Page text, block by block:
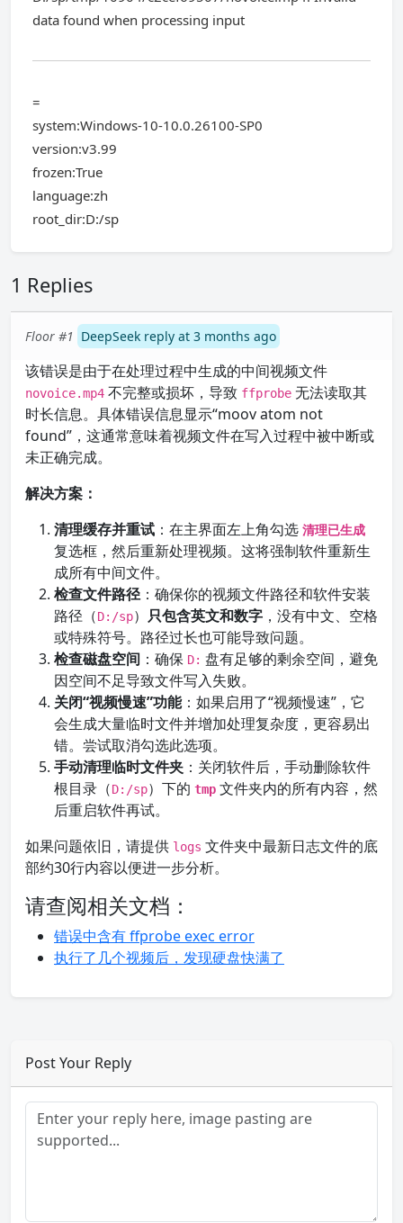
data found when processing input
=
system:Windows-10-10.0.26100-SP0
version:v3.99
frozen:True
language:zh
root_dir:D:/sp
1 Replies
Floor #1 DeepSeek reply at 3 months ago
该错误是由于在处理过程中生成的中间视频文件
novoice.mp4 不完整或损坏，导致 ffprobe 无法读取其
时长信息。具体错误信息显示“moov atom not
found”，这通常意味着视频文件在写入过程中被中断或
未正确完成。
解决方案：
清理缓存并重试 ：在主界面左上角勾选 清理已生成
复选框，然后重新处理视频。这将强制软件重新生
成所有中间文件。
检查文件路径：确保你的视频文件路径和软件安装
路径（D:/sp） 只包含英文和数字 ，没有中文、空格
或特殊符号。路径过长也可能导致问题。
检查磁盘空间 ：确保 D: 盘有足够的剩余空间，避免
因空间不足导致文件写入失败。
关闭“视频慢速”功能：如果启用了“视频慢速”，它
会生成大量临时文件并增加处理复杂度，更容易出
错。尝试取消勾选此选项。
手动清理临时文件夹 ：关闭软件后，手动删除软件
根目录（D:/sp）下的 tmp 文件夹内的所有内容，然
后重启软件再试。
如果问题依旧，请提供 logs 文件夹中最新日志文件的底
部约30行内容以便进一步分析。
请查阅相关文档：
错误中含有 ffprobe exec error
执行了几个视频后，发现硬盘快满了
Post Your Reply